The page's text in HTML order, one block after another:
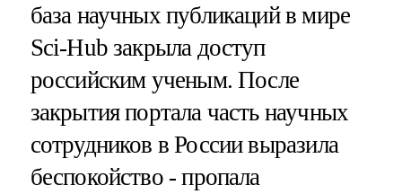
база научных публикаций в мире
Sci-Hub закрыла доступ
российским ученым. После
закрытия портала часть научных
сотрудников в России выразила
беспокойство - пропала